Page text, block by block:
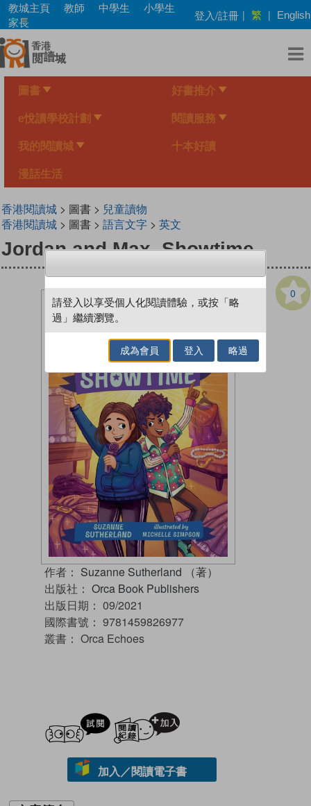
Skip
main
content
教城主頁 教師 中學生
小學生
家長
登入/註冊 | 繁 | English
圖書 好書推介
e悅讀學校計劃 閱讀服務
我的閱讀城 十本好讀
漫話生活
香港閱讀城> 圖書 > 兒童讀物
香港閱讀城> 圖書 > 語言文字> 英文
Jordan and Max, Showtime
0
作者： Suzanne Sutherland （著）
出版社： Orca Book Publishers
出版日期： 09/2021
國際書號： 9781459826977
叢書： Orca Echoes
試閲
加入／閱讀電子書
請登入以享受個人化閱讀體驗，或按「略
過」繼續瀏覽。
成為會員 登入 略過